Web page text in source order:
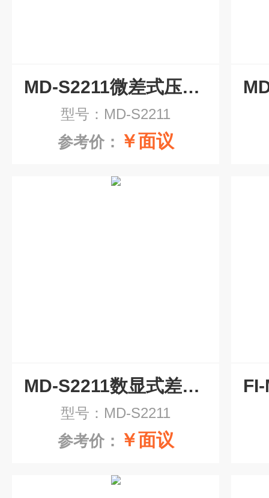
MD-S2211微差式压力变送器
型号：MD-S2211
参考价： ￥面议
MD-S2211数显式差压变送器
型号：MD-S2211
参考价： ￥面议